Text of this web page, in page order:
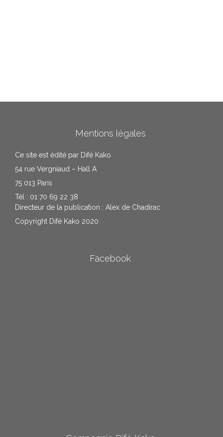
Mentions légales
Ce site est édité par Difé Kako
54 rue Vergniaud – Hall A
75 013 Paris
Tél : 01 70 69 22 38
Directeur de la publication : Alex de Chadirac
Copyright Difé Kako 2020
Facebook